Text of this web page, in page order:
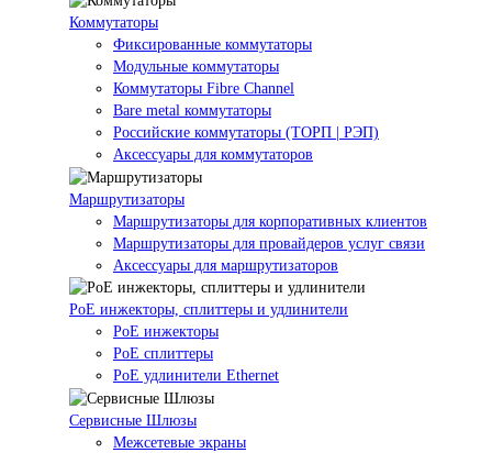
Коммутаторы
Фиксированные коммутаторы
Модульные коммутаторы
Коммутаторы Fibre Channel
Bare metal коммутаторы
Российские коммутаторы (ТОРП | РЭП)
Аксессуары для коммутаторов
Маршрутизаторы
Маршрутизаторы для корпоративных клиентов
Маршрутизаторы для провайдеров услуг связи
Аксессуары для маршрутизаторов
PoE инжекторы, сплиттеры и удлинители
PoE инжекторы
PoE сплиттеры
PoE удлинители Ethernet
Сервисные Шлюзы
Межсетевые экраны